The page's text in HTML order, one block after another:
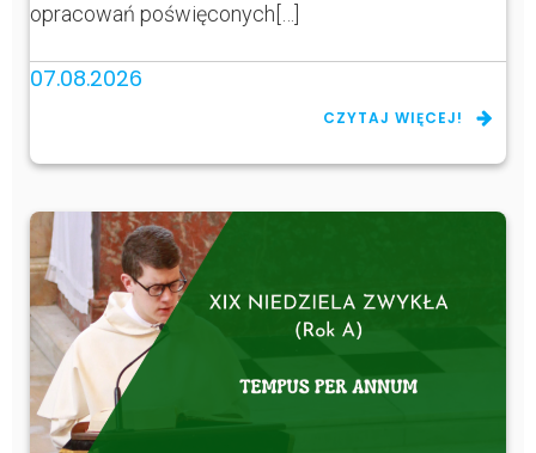
opracowań poświęconych[…]
07.08.2026
CZYTAJ WIĘCEJ!